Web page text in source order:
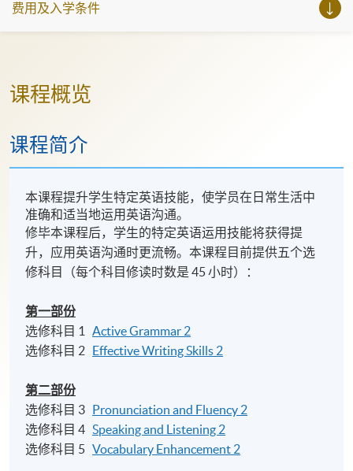
费用及入学条件
课程概览
课程简介
本课程提升学生特定英语技能，使学员在日常生活中
准确和适当地运用英语沟通。
修毕本课程后，学生的特定英语运用技能将获得提
升，应用英语沟通时更流畅。本课程目前提供五个选
修科目（每个科目修读时数是 45 小时）：
第一部份
选修科目 1Active Grammar 2
选修科目 2
Effective Writing Skills 2
第二部份
选修科目 3
Pronunciation and Fluency 2
选修科目 4Speaking and Listening 2
选修科目 5Vocabulary Enhancement 2